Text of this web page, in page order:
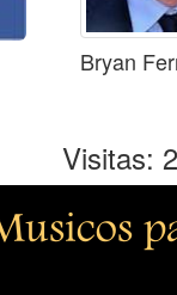
Bryan
Visitas: